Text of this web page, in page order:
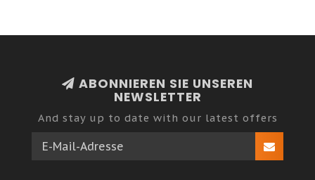
ABONNIEREN SIE UNSEREN
NEWSLETTER
And stay up to date with our latest offers